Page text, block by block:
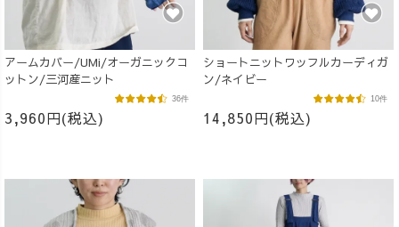
アームカバー/UMi/オーガニックコ
ットン/三河産ニット
3,960円(税込)
36件
ショートニットワッフルカーディガ
ン/ネイビー
14,850円(税込)
10件